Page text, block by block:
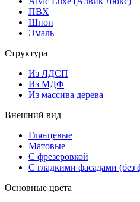
ПВХ
Шпон
Эмаль
Структура
Из ЛДСП
Из МДФ
Из массива дерева
Внешний вид
Глянцевые
Матовые
С фрезеровкой
С гладкими фасадами (без
Основные цвета